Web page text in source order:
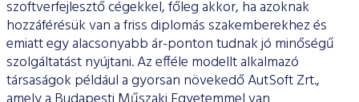
szoftverfejlesztő cégekkel, főleg akkor, ha azoknak
hozzáférésük van a friss diplomás szakemberekhez és
emiatt egy alacsonyabb ár-ponton tudnak jó minőségű
szolgáltatást nyújtani. Az efféle modellt alkalmazó
társaságok például a gyorsan növekedő AutSoft Zrt.,